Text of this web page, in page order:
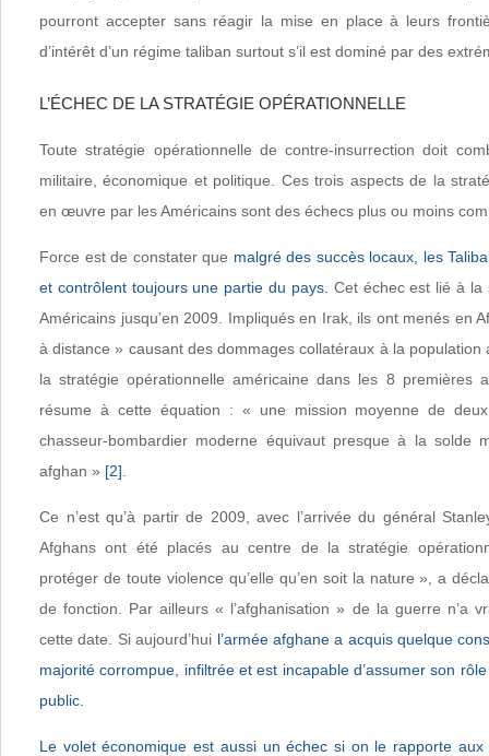
pourront accepter sans réagir la mise en place à leurs
d’intérêt d’un régime taliban surtout s’il est dominé par des
L’ÉCHEC DE LA STRATÉGIE OPÉRATIONNELLE
Toute stratégie opérationnelle de contre-insurrection doit
militaire, économique et politique. Ces trois aspects de la
en œuvre par les Américains sont des échecs plus ou moins
Force est de constater que malgré des succès locaux, les
et contrôlent toujours une partie du pays. Cet échec est lié à la
Américains jusqu’en 2009. Impliqués en Irak, ils ont menés en
à distance » causant des dommages collatéraux à la population
la stratégie opérationnelle américaine dans les 8 premières
résume à cette équation : « une mission moyenne de
chasseur-bombardier moderne équivaut presque à la solde
afghan » [2]
Ce n’est qu’à partir de 2009, avec l’arrivée du général
Afghans ont été placés au centre de la stratégie
protéger de toute violence qu’elle qu’en soit la nature », a
de fonction. Par ailleurs « l’afghanisation » de la guerre n’a
cette date. Si aujourd’hui l’armée afghane a acquis quelque
majorité corrompue, infiltrée et est incapable d’assumer son
public.
Le volet économique est aussi un échec si on le rapporte aux